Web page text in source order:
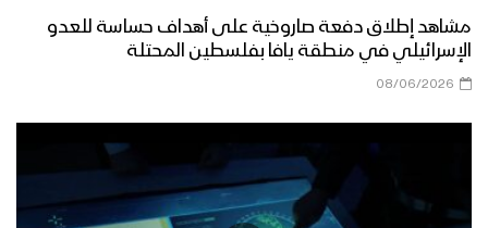
مشاهد إطلاق دفعة صاروخية على أهداف حساسة للعدو
الإسرائيلي في منطقة يافا بفلسطين المحتلة
08/06/2026